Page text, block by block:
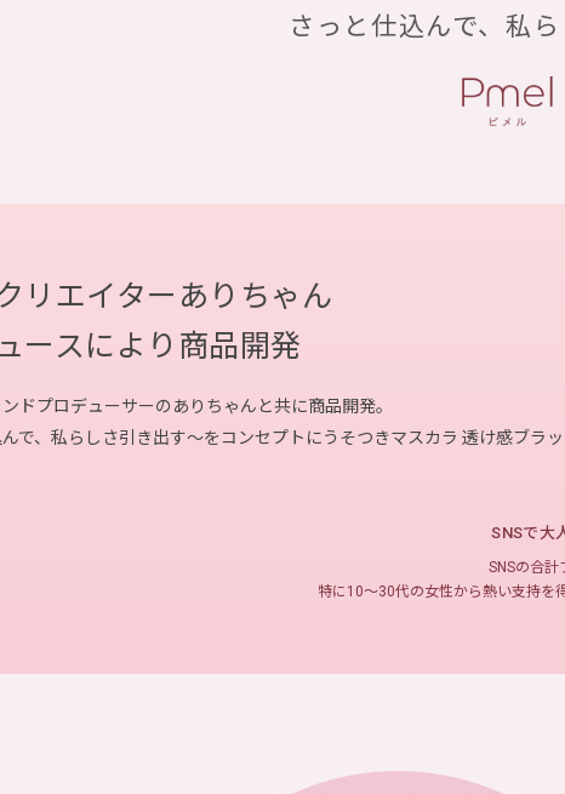
さっと仕込んで、私
リエイターありちゃん
ースにより商品開発
ドプロデューサーの ありちゃんと共に商品開発。
で、私らしさ引き出す～をコンセプトにうそつきマスカラ 透け感ブラッ
SNSで大
SNSの合計
特に10～30代の女性から熱い支持を